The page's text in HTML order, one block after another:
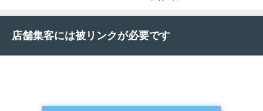
店舗集客には被リンクが必要です